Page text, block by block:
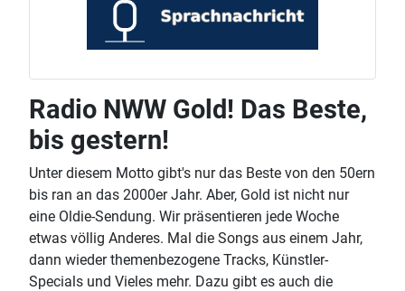
Radio NWW Gold! Das Beste,
bis gestern!
Unter diesem Motto gibt's nur das Beste von den 50ern
bis ran an das 2000er Jahr. Aber, Gold ist nicht nur
eine Oldie-Sendung. Wir präsentieren jede Woche
etwas völlig Anderes. Mal die Songs aus einem Jahr,
dann wieder themenbezogene Tracks, Künstler-
Specials und Vieles mehr. Dazu gibt es auch die